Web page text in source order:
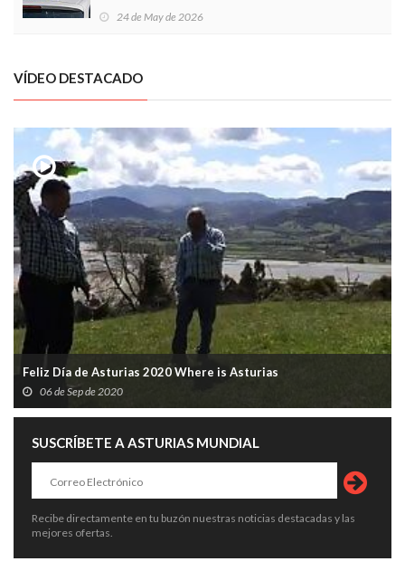
Local en Luanco
24 de May de 2026
VÍDEO DESTACADO
Feliz Día de Asturias 2020 Where is Asturias
06 de Sep de 2020
SUSCRÍBETE A ASTURIAS MUNDIAL
Recibe directamente en tu buzón nuestras noticias destacadas y las
mejores ofertas.